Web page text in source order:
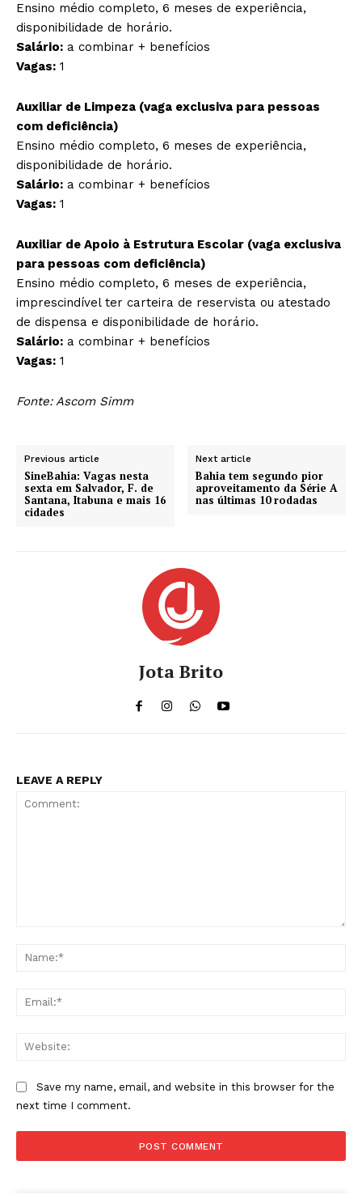
Ensino médio completo, 6 meses de experiência,
disponibilidade de horário.
Salário: a combinar + benefícios
Vagas: 1
Auxiliar de Limpeza (vaga exclusiva para pessoas
com deficiência)
Ensino médio completo, 6 meses de experiência,
disponibilidade de horário.
Salário: a combinar + benefícios
Vagas: 1
Auxiliar de Apoio à Estrutura Escolar (vaga exclusiva
para pessoas com deficiência)
Ensino médio completo, 6 meses de experiência,
imprescindível ter carteira de reservista ou atestado
de dispensa e disponibilidade de horário.
Salário: a combinar + benefícios
Vagas: 1
Fonte: Ascom Simm
Previous article
SineBahia: Vagas nesta
sexta em Salvador, F. de
Santana, Itabuna e mais 16
cidades
Next article
Bahia tem segundo pior
aproveitamento da Série A
nas últimas 10 rodadas
Jota Brito
LEAVE A REPLY
Save my name, email, and website in this browser for the
next time I comment.